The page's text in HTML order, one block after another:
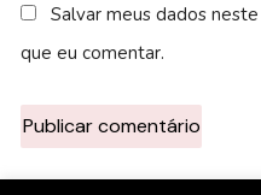
Salvar meus dados
que eu comentar.